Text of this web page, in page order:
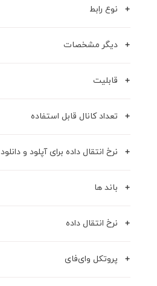
نوع رابط
دیگر مشخصات
قابلیت
تعداد کانال قابل استفاده
نرخ انتقال داده برای آپلود و دانلود
باند ها
نرخ انتقال داده
پروتکل وای‌فای